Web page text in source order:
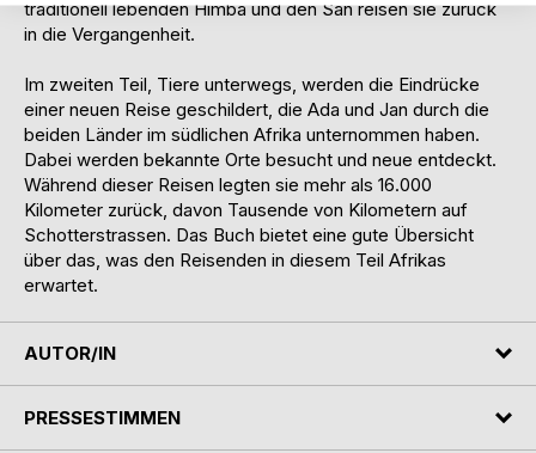
traditionell lebenden Himba und den San reisen sie zurück
in die Vergangenheit.
Im zweiten Teil, Tiere unterwegs, werden die Eindrücke
einer neuen Reise geschildert, die Ada und Jan durch die
beiden Länder im südlichen Afrika unternommen haben.
Dabei werden bekannte Orte besucht und neue entdeckt.
Während dieser Reisen legten sie mehr als 16.000
Kilometer zurück, davon Tausende von Kilometern auf
Schotterstrassen. Das Buch bietet eine gute Übersicht
über das, was den Reisenden in diesem Teil Afrikas
erwartet.
AUTOR/IN
PRESSESTIMMEN